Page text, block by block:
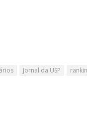
Jornal da USP